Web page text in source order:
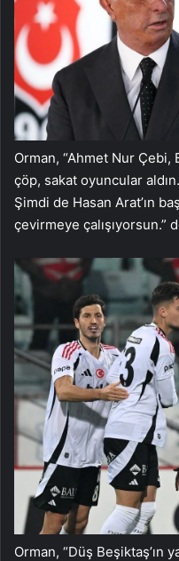
Orman, “Ahmet Nur Çebi,
çöp, sakat oyuncular
Şimdi de Hasan Arat’ın
çevirmeye çalışıyorsun.”
Orman, “Düş Beşiktaş’ın